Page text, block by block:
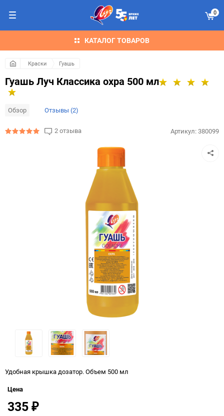
КАТАЛОГ ТОВАРОВ
0
Краски Гуашь
Гуашь Луч Классика охра 500 мл
Обзор Отзывы (2)
Артикул:380099
Удобная крышка дозатор. Объем 500 мл
2 отзыва
Цена
335 ₽